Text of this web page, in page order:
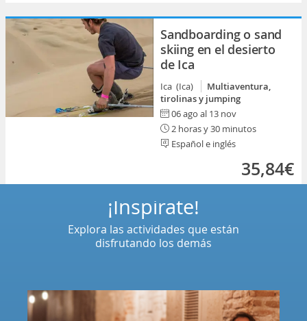
Sandboarding o sand
skiing en el desierto
de Ica
Ica (Ica)
Multiaventura,
tirolinas y jumping
06 ago al 13 nov
2 horas y 30 minutos
Español e inglés
35,84€
¡Inspírate!
Explora las actividades que están
disfrutando los demás